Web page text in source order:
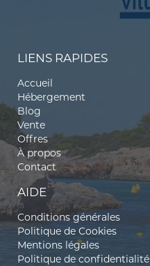
LIENS RAPIDES
Accueil
Hébergement
Blog
Vente
Offres
À propos
Contact
AIDE
Conditions générales
Politique de Cookies
Mentions légales
Politique de confidentialité